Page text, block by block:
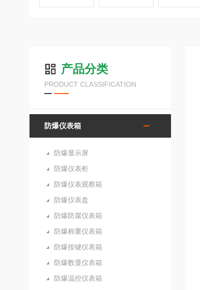
产品分类
PRODUCT CLASSIFICATION
防爆仪表箱
防爆显示屏
防爆仪表柜
防爆仪表观察箱
防爆仪表盘
防爆防腐仪表箱
防爆称重仪表箱
防爆按键仪表箱
防爆数显仪表箱
防爆温控仪表箱